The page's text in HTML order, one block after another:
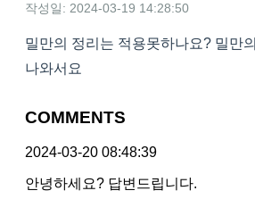
작성일: 2024-03-19 14:28:50
밀만의 정리는 적용못하나요? 밀만
나와서요
COMMENTS
2024-03-20 08:48:39
안녕하세요? 답변드립니다.